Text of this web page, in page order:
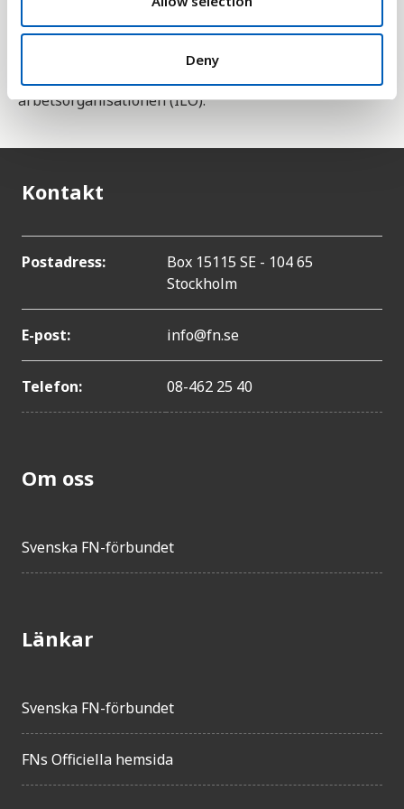
Deny
att få större möjligheter att ta den i
inkomstbringande arbete, något som förbättrar
villkoret på alla områden i samhället. Statistiken
samlas in och publiceras av Internationella
arbetsorganisationen (ILO).
Kontakt
Postadress:
Box 15115 SE - 104 65
Stockholm
E-post: info@fn.se
Telefon: 08-462 25 40
Om oss
Svenska FN-förbundet
Länkar
Svenska FN-förbundet
FNs Officiella hemsida